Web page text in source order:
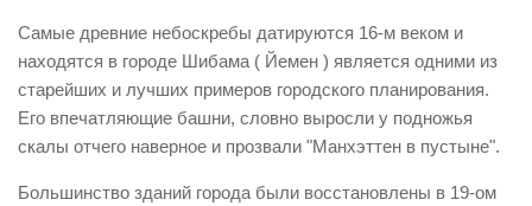
Самые древние небоскребы датируются 16-м веком и
находятся в городе Шибама ( Йемен ) является одними из
старейших и лучших примеров городского планирования.
Его впечатляющие башни, словно выросли у подножья
скалы отчего наверное и прозвали "Манхэттен в пустыне".
Большинство зданий города были восстановлены в 19-ом